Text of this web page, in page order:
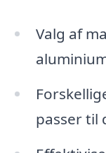
Valg af
passer til